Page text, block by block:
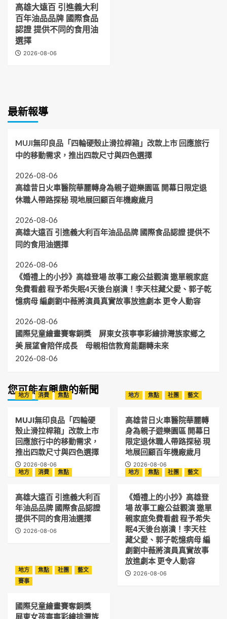
高雄大遠百 引進義大利
百年油品品牌 國際食品
認證 提供不同的食用油
選擇
2026-08-06
最新報導
MUJI無印良品「四輪硬殼止滑拉桿箱」改款上市 回應旅行
中的移動需求，推出四款尺寸與四色選擇
2026-08-06
高雄昔日火車醫院華麗轉身為親子遊樂園區 開幕日限定退
休職人帶路探秘 現地展回顧百年機廠歲月
2026-08-06
高雄大遠百 引進義大利百年油品品牌 國際食品認證 提供不
同的食用油選擇
2026-08-06
《婚禮上的小抄》高雄登場 故事工廠公益觀演 邀單親家庭
免費看戲 程予希失眠4天後台崩潰！李天柱藏父愛、郭子乾
憶病母 編劇劉中薇將演員真實故事放進劇本 更令人動容
2026-08-06
國際兒童繪畫賽奪銅獎 屏東女孩寧寧彩繪排灣族家鄉之
美 展望會陪伴成長 母親相信教育能翻轉未來
2026-08-06
您可能有興趣的新聞
地方 消費 焦點
MUJI無印良品「四輪硬
殼止滑拉桿箱」改款上市
回應旅行中的移動需求，
推出四款尺寸與四色選擇
2026-08-06
地方 焦點 社團 藝文
高雄昔日火車醫院華麗轉
身為親子遊樂園區 開幕日
限定退休職人帶路探秘 現
地展回顧百年機廠歲月
2026-08-06
地方
消費 焦點
高雄大遠百 引進義大利百
年油品品牌 國際食品認證
提供不同的食用油選擇
2026-08-06
地方 焦點 社團 藝文
《婚禮上的小抄》高雄登
場 故事工廠公益觀演 邀單
親家庭免費看戲 程予希失
眠4天後台崩潰！李天柱
藏父愛、郭子乾憶病母 編
劇劉中薇將演員真實故事
放進劇本 更令人動容
2026-08-06
地方 焦點 社團
藝文
賽事
國際兒童繪畫賽奪銅獎
屏東女孩寧寧彩繪排灣族